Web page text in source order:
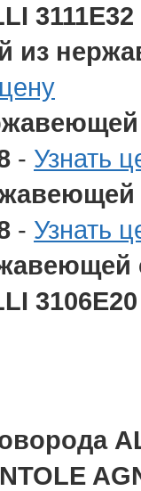
3111E32
из
- Узнать
- Узнать